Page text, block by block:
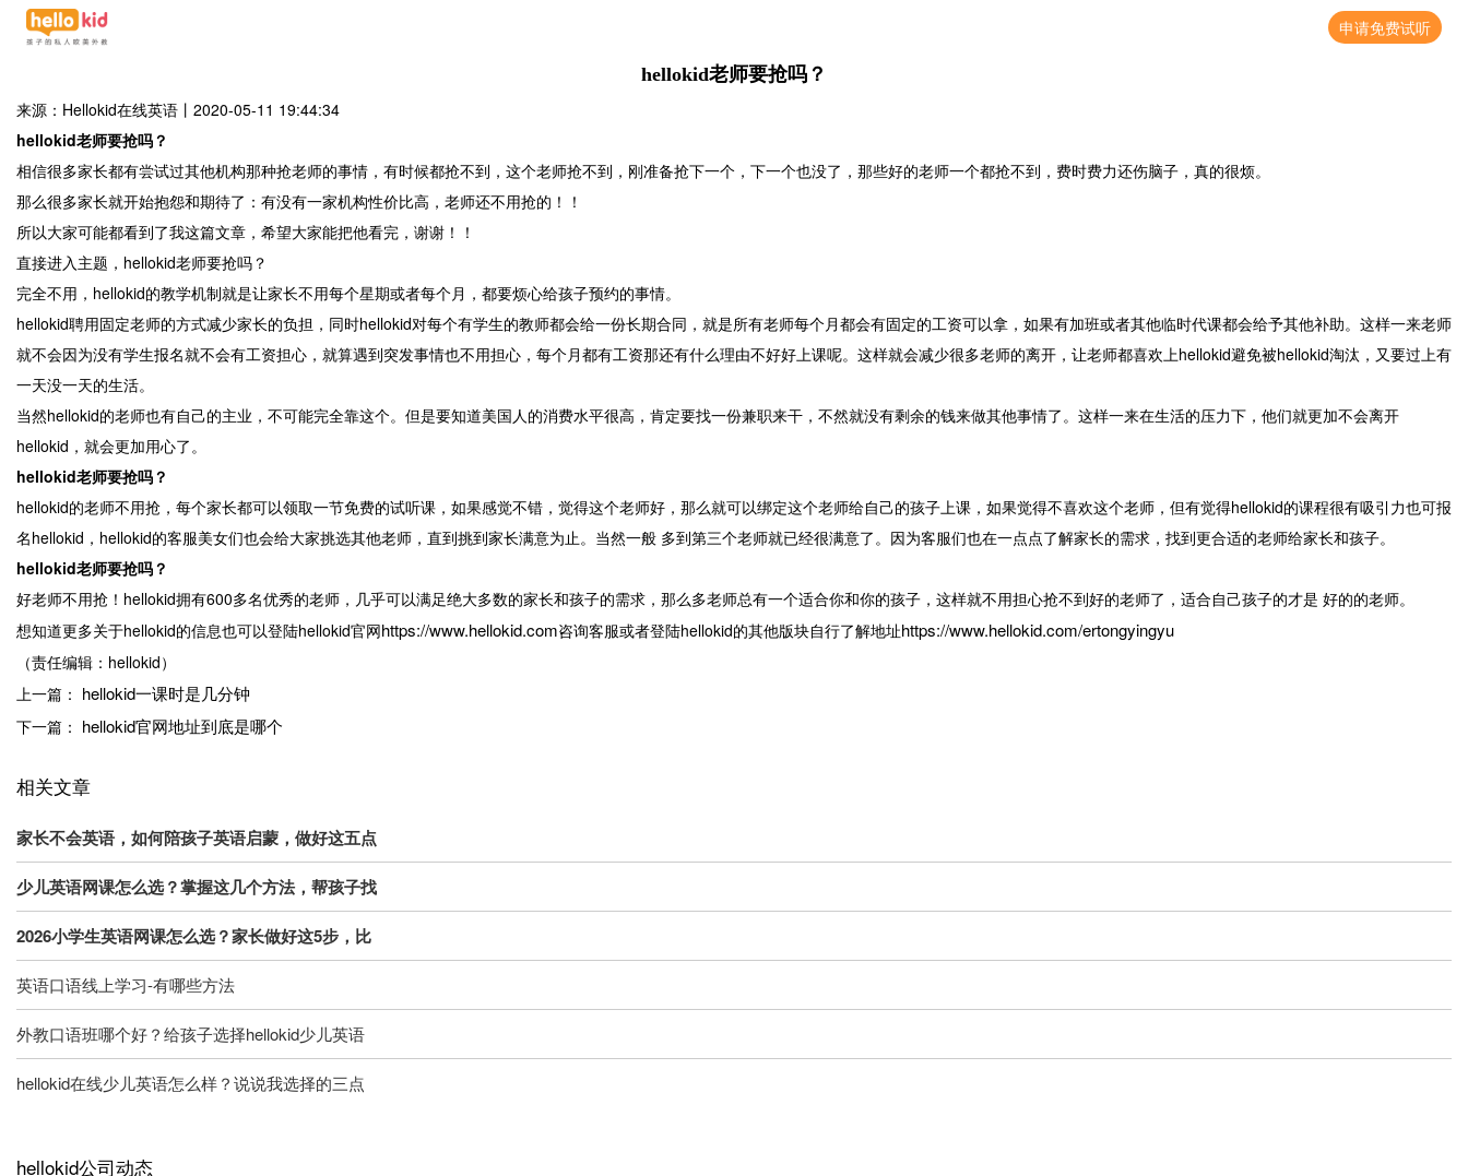
申请免费试听
hellokid老师要抢吗？
来源：Hellokid在线英语 丨 2020-05-11 19:44:34
hellokid老师要抢吗？
相信很多家长都有尝试过其他机构那种抢老师的事情，有时候都抢不到，这个老师抢不到，刚准备抢下一个，下一个也没了，那些好的老师一个都抢不到，费时费力还伤脑子，真的很烦。
那么很多家长就开始抱怨和期待了：有没有一家机构性价比高，老师还不用抢的！！
所以大家可能都看到了我这篇文章，希望大家能把他看完，谢谢！！
直接进入主题，hellokid老师要抢吗？
完全不用，hellokid的教学机制就是让家长不用每个星期或者每个月，都要烦心给孩子预约的事情。
hellokid聘用固定老师的方式减少家长的负担，同时hellokid对每个有学生的教师都会给一份长期合同，就是所有老师每个月都会有固定的工资可以拿，如果有加班或者其他临时代课都会给予其他补助。这样一来老师
就不会因为没有学生报名就不会有工资担心，就算遇到突发事情也不用担心，每个月都有工资那还有什么理由不好好上课呢。这样就会减少很多老师的离开，让老师都喜欢上hellokid避免被hellokid淘汰，又要过上有
一天没一天的生活。
当然hellokid的老师也有自己的主业，不可能完全靠这个。但是要知道美国人的消费水平很高，肯定要找一份兼职来干，不然就没有剩余的钱来做其他事情了。这样一来在生活的压力下，他们就更加不会离开
hellokid，就会更加用心了。
hellokid老师要抢吗？
hellokid的老师不用抢，每个家长都可以领取一节免费的试听课，如果感觉不错，觉得这个老师好，那么就可以绑定这个老师给自己的孩子上课，如果觉得不喜欢这个老师，但有觉得hellokid的课程很有吸引力也可报
名hellokid，hellokid的客服美女们也会给大家挑选其他老师，直到挑到家长满意为止。当然一般 多到第三个老师就已经很满意了。因为客服们也在一点点了解家长的需求，找到更合适的老师给家长和孩子。
hellokid老师要抢吗？
好老师不用抢！hellokid拥有600多名优秀的老师，几乎可以满足绝大多数的家长和孩子的需求，那么多老师总有一个适合你和你的孩子，这样就不用担心抢不到好的老师了，适合自己孩子的才是 好的的老师。
想知道更多关于hellokid的信息也可以登陆hellokid官网https://www.hellokid.com咨询客服或者登陆hellokid的其他版块自行了解地址https://www.hellokid.com/ertongyingyu
（责任编辑：hellokid）
上一篇： hellokid一课时是几分钟
下一篇： hellokid官网地址到底是哪个
相关文章
家长不会英语，如何陪孩子英语启蒙，做好这五点
少儿英语网课怎么选？掌握这几个方法，帮孩子找
2026小学生英语网课怎么选？家长做好这5步，比
英语口语线上学习-有哪些方法
外教口语班哪个好？给孩子选择hellokid少儿英语
hellokid在线少儿英语怎么样？说说我选择的三点
hellokid公司动态